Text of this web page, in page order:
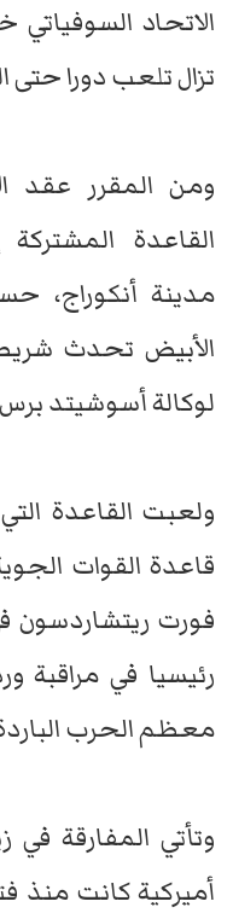
الاتحاد السوفياتي
تزال تلعب دورا حتى
ومن المقرر عقد
القاعدة
مدينة أنكوراج،
الأبيض تحدث
لوكالة أسوشيتد
ولعبت القاعدة
قاعدة القوات
رئيسيا في مراقبة
معظم الحرب
وتأتي المفارقة في
أميركية كانت منذ